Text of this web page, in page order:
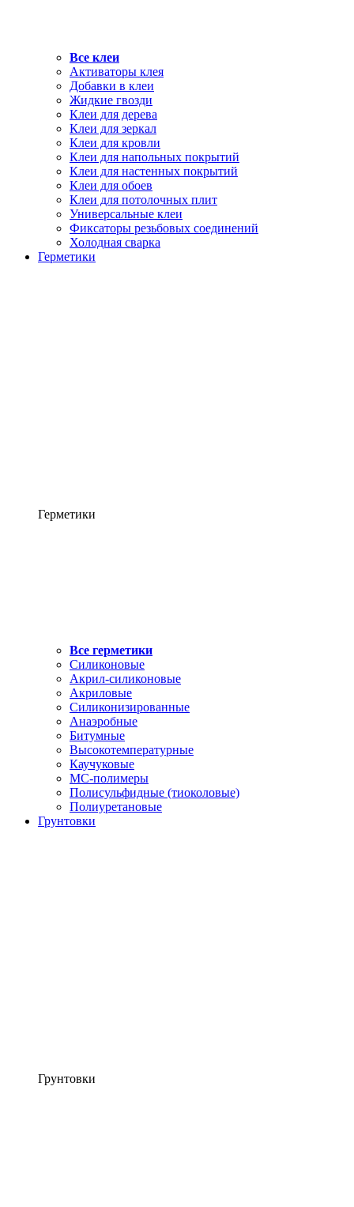
Все клеи
Активаторы клея
Добавки в клеи
Жидкие гвозди
Клеи для дерева
Клеи для зеркал
Клеи для кровли
Клеи для напольных покрытий
Клеи для настенных покрытий
Клеи для обоев
Клеи для потолочных плит
Универсальные клеи
Фиксаторы резьбовых соединений
Холодная сварка
Герметики
Герметики
Все герметики
Силиконовые
Акрил-силиконовые
Акриловые
Силиконизированные
Анаэробные
Битумные
Высокотемпературные
Каучуковые
МС-полимеры
Полисульфидные (тиоколовые)
Полиуретановые
Грунтовки
Грунтовки